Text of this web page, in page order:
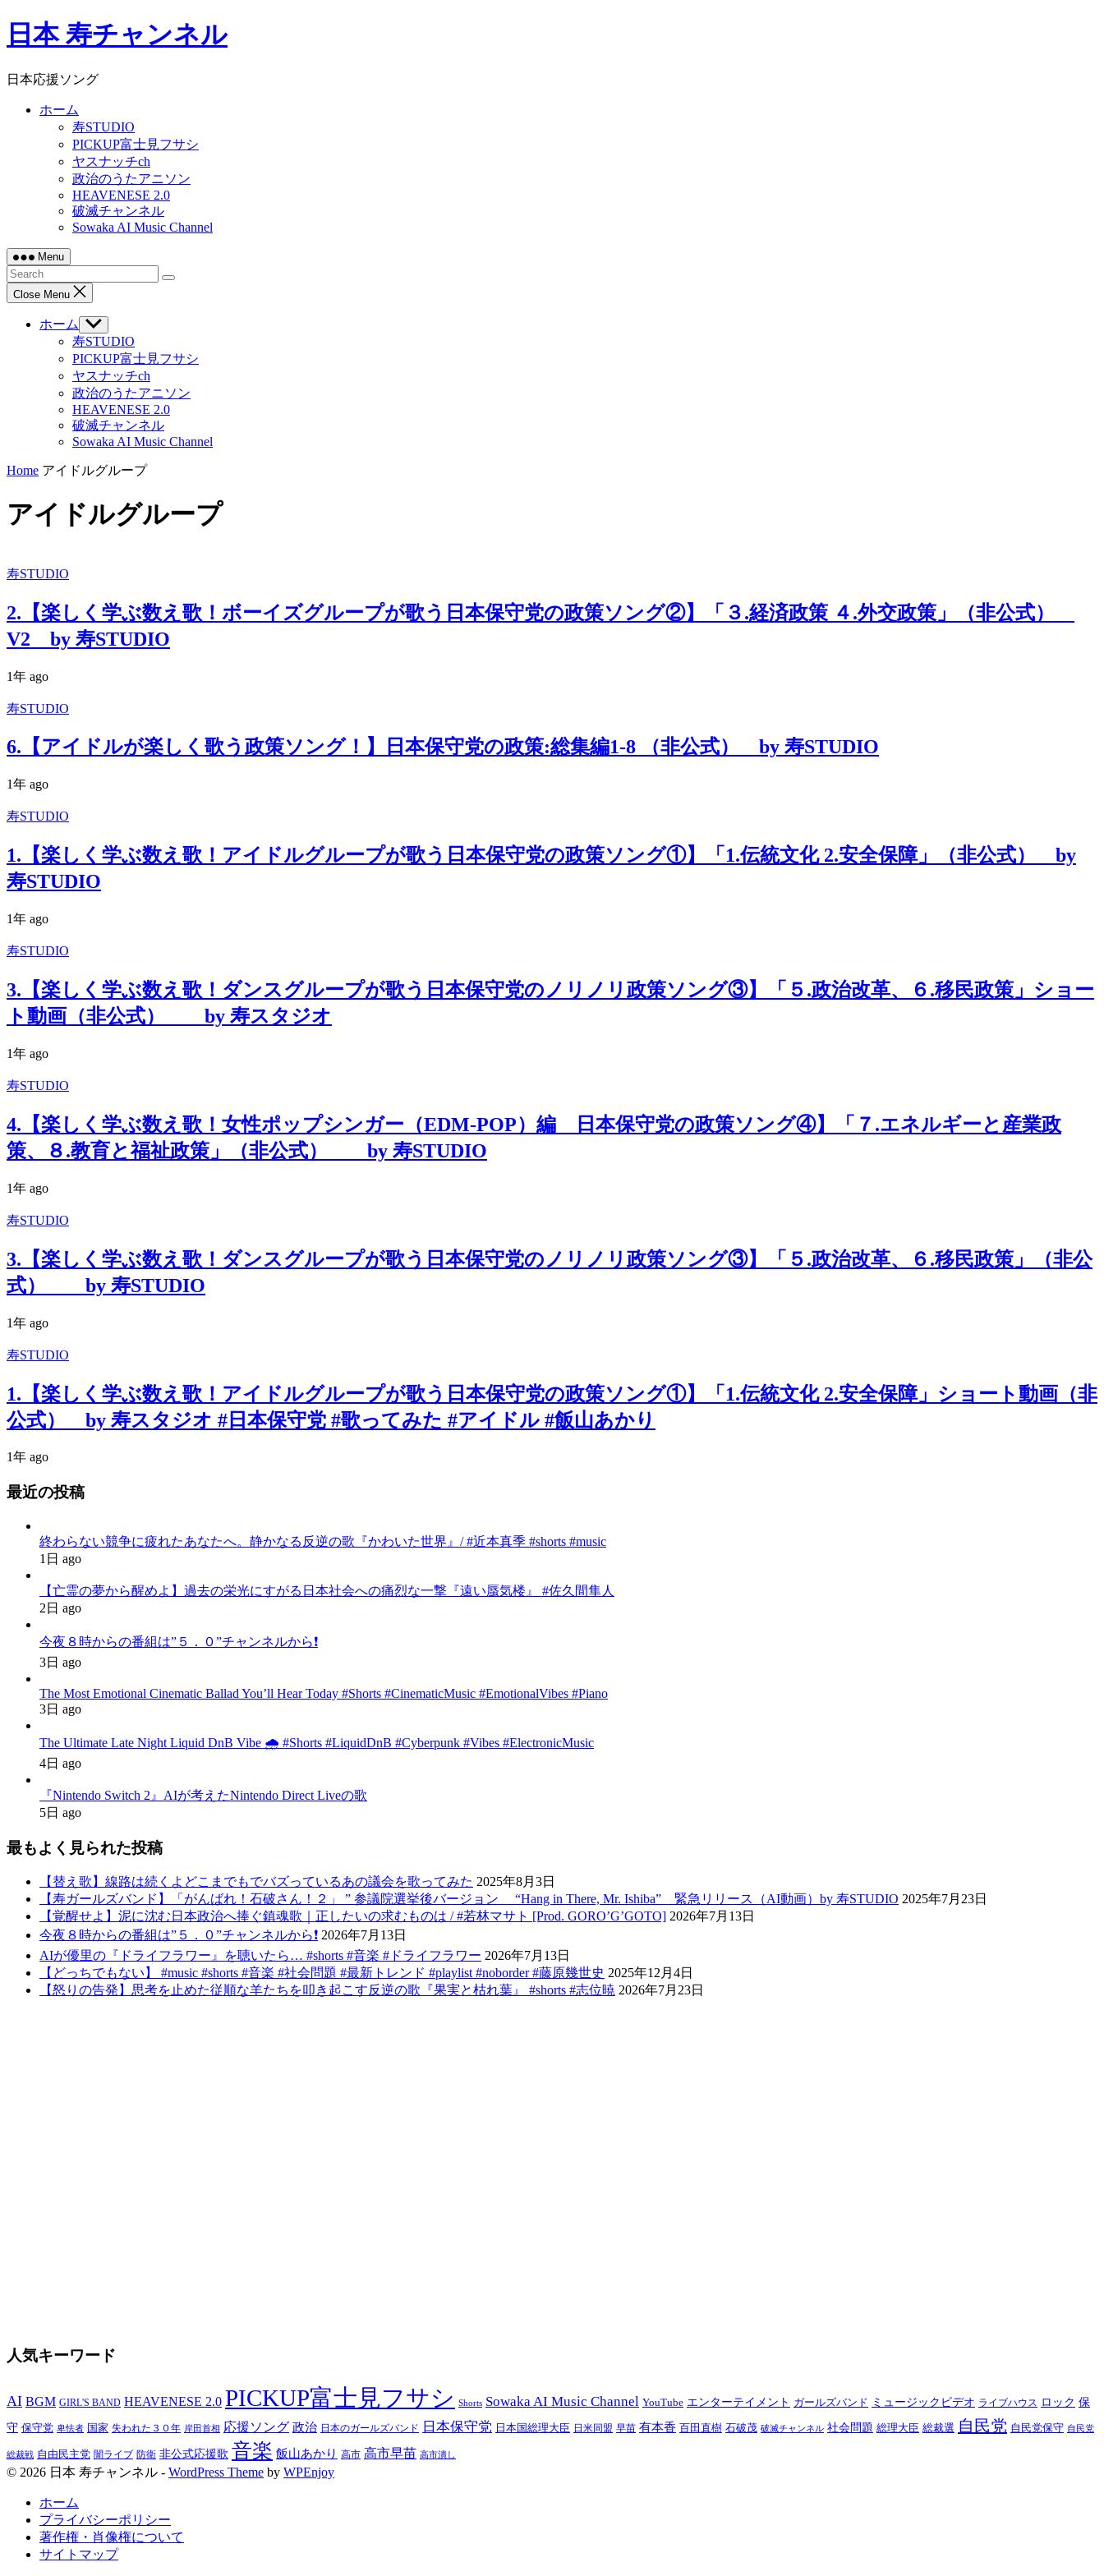
Skip
to日本 寿チャンネル
日本応援ソング
ホーム
寿STUDIO
PICKUP富士見フサシ
ヤスナッチch
政治のうたアニソン
HEAVENESE 2.0
破滅チャンネル
Sowaka AI Music Channel
Menu
Close Menu
ホーム
Show
sub
menu
寿STUDIO
PICKUP富士見フサシ
ヤスナッチch
政治のうたアニソン
HEAVENESE 2.0
破滅チャンネル
Sowaka AI Music Channel
Home アイドルグループ
アイドルグループ
寿STUDIO
2.【楽しく学ぶ数え歌！ボーイズグループが歌う日本保守党の政策ソング②】「３.経済政策 ４.外交政策」（非公式）
V2 by 寿STUDIO
1年 ago
寿STUDIO
6.【アイドルが楽しく歌う政策ソング！】日本保守党の政策:総集編1-8 （非公式） by 寿STUDIO
1年 ago
寿STUDIO
1.【楽しく学ぶ数え歌！アイドルグループが歌う日本保守党の政策ソング①】「1.伝統文化 2.安全保障」（非公式） by
寿STUDIO
1年 ago
寿STUDIO
3.【楽しく学ぶ数え歌！ダンスグループが歌う日本保守党のノリノリ政策ソング③】「５.政治改革、６.移民政策」ショー
ト動画（非公式） by 寿スタジオ
1年 ago
寿STUDIO
4.【楽しく学ぶ数え歌！女性ポップシンガー（EDM-POP）編 日本保守党の政策ソング④】「７.エネルギーと産業政
策、８.教育と福祉政策」（非公式） by 寿STUDIO
1年 ago
寿STUDIO
3.【楽しく学ぶ数え歌！ダンスグループが歌う日本保守党のノリノリ政策ソング③】「５.政治改革、６.移民政策」（非公
式） by 寿STUDIO
1年 ago
寿STUDIO
1.【楽しく学ぶ数え歌！アイドルグループが歌う日本保守党の政策ソング①】「1.伝統文化 2.安全保障」ショート動画（非
公式） by 寿スタジオ #日本保守党 #歌ってみた #アイドル #飯山あかり
1年 ago
最近の投稿
終わらない競争に疲れたあなたへ。静かなる反逆の歌『かわいた世界』/ #近本真季 #shorts #music
1日 ago
【亡霊の夢から醒めよ】過去の栄光にすがる日本社会への痛烈な一撃『遠い蜃気楼』 #佐久間隼人
2日 ago
今夜８時からの番組は”５．０”チャンネルから❗️
3日 ago
The Most Emotional Cinematic Ballad You’ll Hear Today #Shorts #CinematicMusic #EmotionalVibes #Piano
3日 ago
The Ultimate Late Night Liquid DnB Vibe 🌧️ #Shorts #LiquidDnB #Cyberpunk #Vibes #ElectronicMusic
4日 ago
『Nintendo Switch 2』AIが考えたNintendo Direct Liveの歌
5日 ago
最もよく見られた投稿
【替え歌】線路は続くよどこまでもでバズっているあの議会を歌ってみた 2025年8月3日
【寿ガールズバンド】「がんばれ！石破さん！２」 ” 参議院選挙後バージョン “Hang in There, Mr. Ishiba” 緊急リリース（AI動画）by 寿STUDIO 2025年7月23日
【覚醒せよ】泥に沈む日本政治へ捧ぐ鎮魂歌｜正したいの求むものは / #若林マサト [Prod. GORO’G’GOTO] 2026年7月13日
今夜８時からの番組は”５．０”チャンネルから❗️ 2026年7月13日
AIが優里の『ドライフラワー』を聴いたら… #shorts #音楽 #ドライフラワー 2026年7月13日
【どっちでもない】 #music #shorts #音楽 #社会問題 #最新トレンド #playlist #noborder #藤原幾世史 2025年12月4日
【怒りの告発】思考を止めた従順な羊たちを叩き起こす反逆の歌『果実と枯れ葉』 #shorts #志位暁 2026年7月23日
人気キーワード
AI BGM GIRL'S BAND HEAVENESE 2.0 PICKUP富士見フサシ Shorts Sowaka AI Music Channel YouTube エンターテイメント ガールズバンド ミュージックビデオ ライブハウス ロック 保
守 保守党 卑怯者 国家 失われた３０年 岸田首相 応援ソング 政治 日本のガールズバンド 日本保守党 日本国総理大臣 日米同盟 早苗 有本香 百田直樹 石破茂 破滅チャンネル 社会問題 総理大臣 総裁選 自民党 自民党保守 自民党
総裁戦 自由民主党 闇ライブ 防衛 非公式応援歌 音楽 飯山あかり 高市 高市早苗 高市潰し
© 2026 日本 寿チャンネル - WordPress Theme by WPEnjoy
ホーム
プライバシーポリシー
著作権・肖像権について
サイトマップ